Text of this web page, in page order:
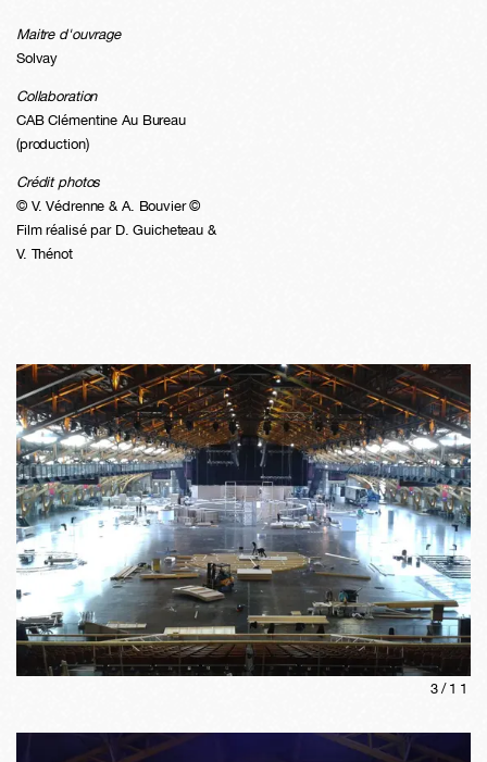
Maitre d'ouvrage
Solvay
Collaboration
CAB Clémentine Au Bureau
(production)
Crédit photos
© V. Védrenne & A. Bouvier ©
Film réalisé par D. Guicheteau &
V. Thénot
3/ 11